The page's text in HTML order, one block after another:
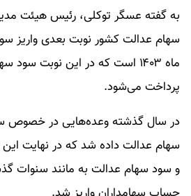
به گفته عسگر توکلی، رئیس هیئت
سهام عدالت کشور نوبت بعدی واریز
ماه ۱۴۰۳ است که در این نوبت
پرداخت می‌شود.
در سال گذشته وعده‌هایی در خصوص
سهام عدالت داده شد که در نهایت این
و سود سهام عدالت به مانند سنوات